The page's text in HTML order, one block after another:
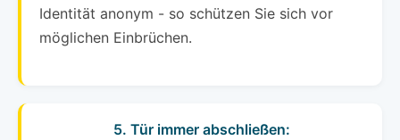
Identität anonym - so schützen Sie sich vor
möglichen Einbrüchen.
5. Tür immer abschließen: